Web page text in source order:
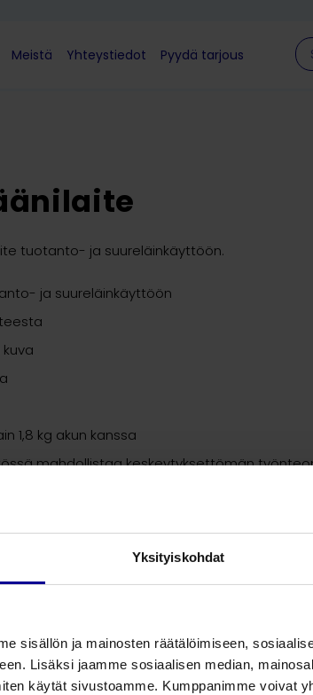
Yksityiskohdat
sisällön ja mainosten räätälöimiseen,
Lisäksi jaamme sosiaalisen median,
käytät sivustoamme. Kumppanimme voivat
Meistä Yhteystiedot Pyydä tarjous
tuotanto- ja suureläinkäyttöön.
ja suureläinkäyttöön
1,8 kg akun kanssa
mahdollistaa keskeytyksettömän